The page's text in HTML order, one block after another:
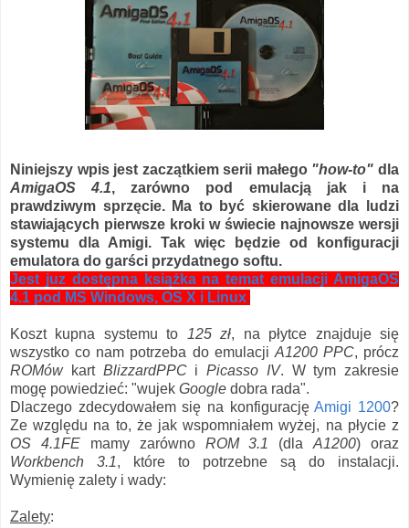
Niniejszy wpis jest zaczątkiem serii małego "how-to" dla
AmigaOS 4.1, zarówno pod emulacją jak i na
prawdziwym sprzęcie. Ma to być skierowane dla ludzi
stawiających pierwsze kroki w świecie najnowsze wersji
systemu dla Amigi. Tak więc będzie od konfiguracji
emulatora do garści przydatnego softu.
Jest juz dostępna książka na temat emulacji AmigaOS
4.1 pod MS Windows, OS X i Linux.
Koszt kupna systemu to 125 zł, na płytce znajduje się
wszystko co nam potrzeba do emulacji A1200 PPC, prócz
ROMówkart BlizzardPPCi Picasso IV. W tym zakresie
mogę powiedzieć: "wujek Google dobra rada".
Dlaczego zdecydowałem się na konfiguracjęAmigi 1200?
Ze względu na to, że jak wspomniałem wyżej, na płycie z
OS 4.1FEmamy zarówno ROM 3.1 (dlaA1200) oraz
Workbench 3.1, które to potrzebne są do instalacji.
Wymienię zalety i wady:
Zalety: